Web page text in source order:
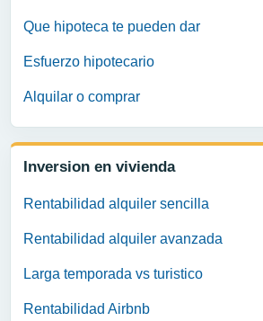
Que hipoteca te pueden dar
Esfuerzo hipotecario
Alquilar o comprar
Inversion en vivienda
Rentabilidad alquiler sencilla
Rentabilidad alquiler avanzada
Larga temporada vs turistico
Rentabilidad Airbnb